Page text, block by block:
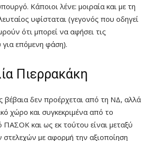
Κάποιοι λένε: μοιραία και με τη
υφίσταται (γεγονός που οδηγεί
ότι μπορεί να αφήσει τις
για επόμενη φάση).
Πιερρακάκη
βέβαια δεν προέρχεται από τη ΝΔ, αλλά
χώρο και συγκεκριμένα από το
ΠΑΣΟΚ και ως εκ τούτου είναι μεταξύ
με αφορμή την αξιοποίηση